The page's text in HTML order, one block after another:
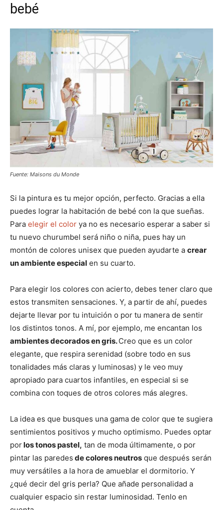
bebé
Fuente: Maisons du Monde
Si la pintura es tu mejor opción, perfecto. Gracias a ella
puedes lograr la habitación de bebé con la que sueñas.
Para elegir el color ya no es necesario esperar a saber si
tu nuevo churumbel será niño o niña, pues hay un
montón de colores unisex que pueden ayudarte a crear
un ambiente especial en su cuarto.
Para elegir los colores con acierto, debes tener claro que
estos transmiten sensaciones. Y, a partir de ahí, puedes
dejarte llevar por tu intuición o por tu manera de sentir
los distintos tonos. A mí, por ejemplo, me encantan los
ambientes decorados en gris.Creo que es un color
elegante, que respira serenidad (sobre todo en sus
tonalidades más claras y luminosas) y le veo muy
apropiado para cuartos infantiles, en especial si se
combina con toques de otros colores más alegres.
La idea es que busques una gama de color que te sugiera
sentimientos positivos y mucho optimismo. Puedes optar
porlos tonos pastel, tan de moda últimamente, o por
pintar las paredes de colores neutros que después serán
muy versátiles a la hora de amueblar el dormitorio. Y
¿qué decir del gris perla? Que añade personalidad a
cualquier espacio sin restar luminosidad. Tenlo en